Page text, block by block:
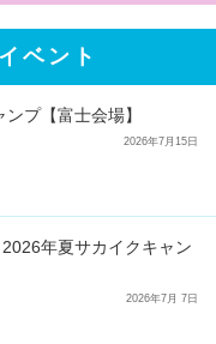
ベント
プ【富士会場】
2026年7月15日
年夏サカイクキャン
2026年7月 7日